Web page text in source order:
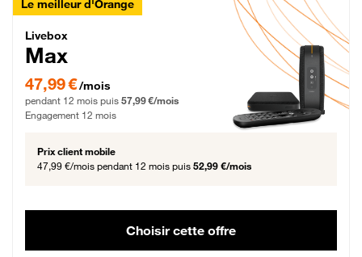
Le meilleur d'Orange
Livebox Max Fibre
Livebox
Max
47,99 € par mois pendant 12 mois puis 57,99 € par mois, Engagement 12 mois
47,99 €/mois
pendant 12 mois puis 57,99 €/mois
Engagement 12 mois
Prix client mobile
47,99 €/mois pendant 12 mois puis 52,99 €/mois
Choisir cette offre